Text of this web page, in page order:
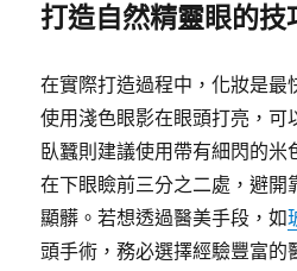
打造自然精靈眼的技
在實際打造過程中，化妝是最
使用淺色眼影在眼頭打亮，可
臥蠶則建議使用帶有細閃的米
在下眼瞼前三分之二處，避開
顯髒。若想透過醫美手段，如
頭手術，務必選擇經驗豐富的